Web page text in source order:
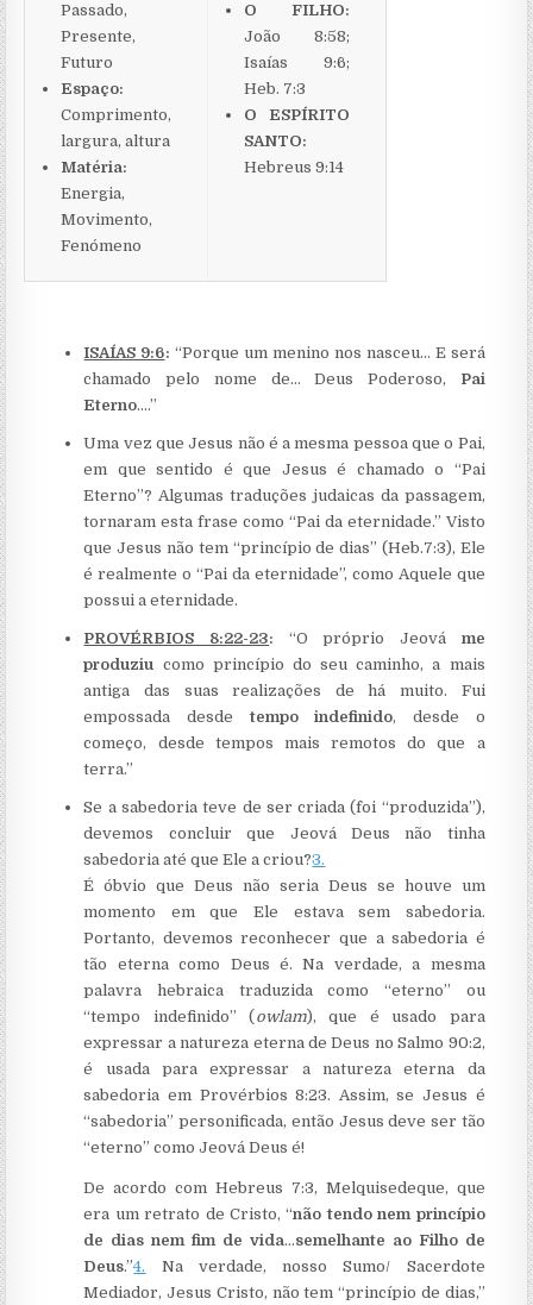
Passado,
Presente,
Futuro
Espaço:
Comprimento,
largura, altura
Matéria:
Energia,
Movimento,
Fenómeno
O FILHO:
João 8:58;
Isaías 9:6;
Heb. 7:3
O ESPÍRITO
SANTO:
Hebreus 9:14
ISAÍAS 9:6: “Porque um menino nos nasceu… E será
chamado pelo nome de… Deus Poderoso, Pai
Eterno….”
Uma vez que Jesus não é a mesma pessoa que o Pai,
em que sentido é que Jesus é chamado o “Pai
Eterno”? Algumas traduções judaicas da passagem,
tornaram esta frase como “Pai da eternidade.” Visto
que Jesus não tem “princípio de dias” (Heb.7:3), Ele
é realmente o “Pai da eternidade”, como Aquele que
possui a eternidade.
PROVÉRBIOS 8:22-23: “O próprio Jeová me
produziu como princípio do seu caminho, a mais
antiga das suas realizações de há muito. Fui
empossada desdetempo indefinido, desde o
começo, desde tempos mais remotos do que a
terra.”
Se a sabedoria teve de ser criada (foi “produzida”),
devemos concluir que Jeová Deus não tinha
sabedoria até que Ele a criou?3.
É óbvio que Deus não seria Deus se houve um
momento em que Ele estava sem sabedoria.
Portanto, devemos reconhecer que a sabedoria é
tão eterna como Deus é. Na verdade, a mesma
palavra hebraica traduzida como “eterno” ou
“tempo indefinido” ( owlam), que é usado para
expressar a natureza eterna de Deus no Salmo 90:2,
é usada para expressar a natureza eterna da
sabedoria em Provérbios 8:23. Assim, se Jesus é
“sabedoria” personificada, então Jesus deve ser tão
“eterno” como Jeová Deus é!
De acordo com Hebreus 7:3, Melquisedeque, que
era um retrato de Cristo, “não tendo nem princípio
de dias nem fim de vida…semelhante ao Filho de
Deus.”4. Na verdade, nosso Sumo/ Sacerdote
Mediador, Jesus Cristo, não tem “princípio de dias,”